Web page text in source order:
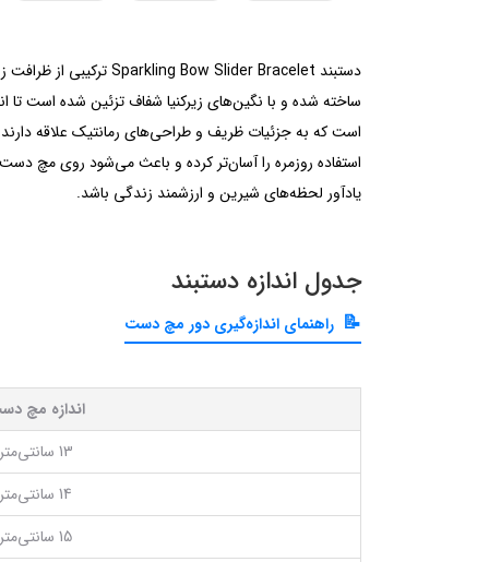
ساخته شده و با نگین‌های زیرکنیا شفاف تزئین شده است تا
است که به جزئیات ظریف و طراحی‌های رمانتیک علاقه دارند.
یادآور لحظه‌های شیرین و ارزشمند زندگی باشد.
جدول اندازه دستبند
راهنمای اندازه‌گیری دور مچ دست
اندازه مچ
13 سانتی‌متر
14 سانتی‌متر
15 سانتی‌متر